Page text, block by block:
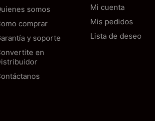
somos
comprar
y soporte
en
Mi cuenta
Mis pedidos
Lista de deseo